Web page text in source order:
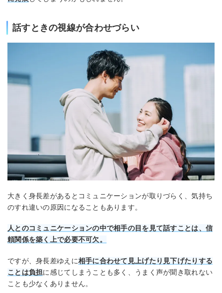
話すときの視線が合わせづらい
大きく身長差があるとコミュニケーションが取りづらく、気持ち
のすれ違いの原因になることもあります。
人とのコミュニケーションの中で相手の目を見て話すことは、信
頼関係を築く上で必要不可欠。
ですが、身長差ゆえに相手に合わせて見上げたり見下げたりする
ことは負担に感じてしまうことも多く、うまく声が聞き取れない
ことも少なくありません。